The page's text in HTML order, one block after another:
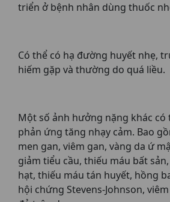
triển ở bệnh nhân dùng thuốc
Có thể có hạ đường huyết nhẹ,
hiếm gặp và thường do quá liều.
Một số ảnh hưởng nặng khác có
phản ứng tăng nhạy cảm. Bao
men gan, viêm gan, vàng da ứ
giảm tiểu cầu, thiếu máu bất
hạt, thiếu máu tán huyết, hồng
hội chứng Stevens-Johnson,